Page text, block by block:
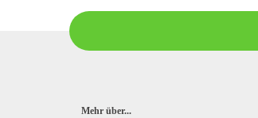
Mehr über...